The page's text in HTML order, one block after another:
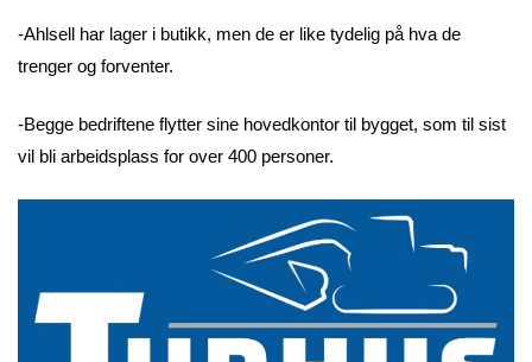
-Ahlsell har lager i butikk, men de er like tydelig på hva de
trenger og forventer.
-Begge bedriftene flytter sine hovedkontor til bygget, som til sist
vil bli arbeidsplass for over 400 personer.